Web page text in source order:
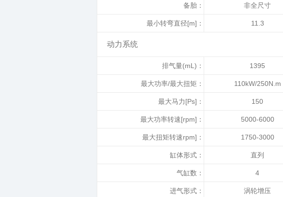
备胎： 非全尺寸
最小转弯直径[m]： 11.3
动力系统
排气量(mL)： 1395
最大功率/最大扭矩： 110kW/250N.m
最大马力[Ps]： 150
最大功率转速[rpm]： 5000-6000
最大扭矩转速rpm]： 1750-3000
缸体形式： 直列
气缸数： 4
进气形式： 涡轮增压